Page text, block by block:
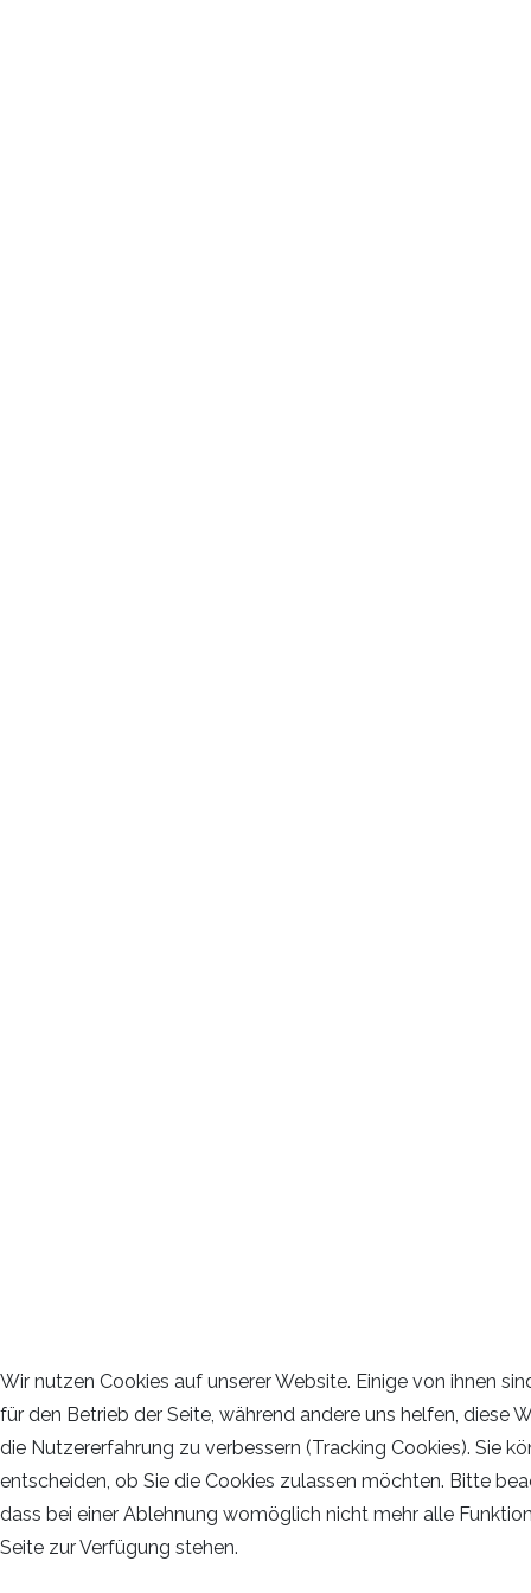
Wir nutzen Cookies auf unserer Website. Einige von ihnen
für den Betrieb der Seite, während andere uns helfen, diese
die Nutzererfahrung zu verbessern (Tracking Cookies). Sie
entscheiden, ob Sie die Cookies zulassen möchten. Bitte
dass bei einer Ablehnung womöglich nicht mehr alle
Seite zur Verfügung stehen.